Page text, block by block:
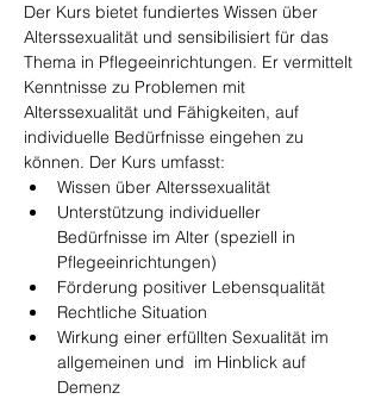
Der Kurs bietet fundiertes Wissen über
Alterssexualität und sensibilisiert für das
Thema in Pflegeeinrichtungen. Er vermittelt
Kenntnisse zu Problemen mit
Alterssexualität und Fähigkeiten, auf
individuelle Bedürfnisse eingehen zu
können. Der Kurs umfasst:
Wissen über Alterssexualität
Unterstützung individueller
Bedürfnisse im Alter (speziell in
Pflegeeinrichtungen)
Förderung positiver Lebensqualität
Rechtliche Situation
Wirkung einer erfüllten Sexualität im
allgemeinen und  im Hinblick auf
Demenz